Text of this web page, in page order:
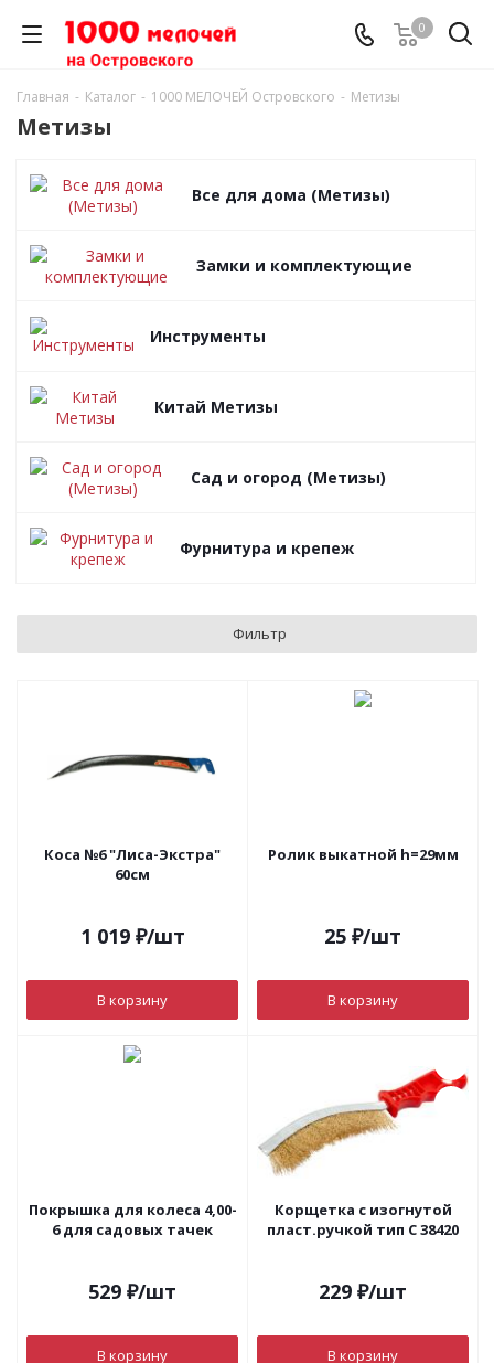
0
Главная - Каталог - 1000 МЕЛОЧЕЙ Островского - Метизы
Метизы
Все для дома (Метизы)
Замки и комплектующие
Инструменты
Китай Метизы
Сад и огород (Метизы)
Фурнитура и крепеж
Фильтр
Коса №6 "Лиса-Экстра"
60см
1 019₽/шт
В корзину
Ролик выкатной h=29мм
25 ₽/шт
В корзину
Покрышка для колеса 4,00-
6 для садовых тачек
529 ₽/шт
В корзину
Корщетка с изогнутой
пласт.ручкой тип С 38420
229 ₽/шт
В корзину